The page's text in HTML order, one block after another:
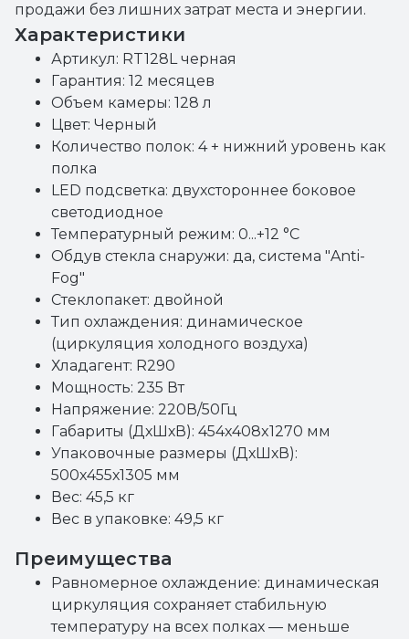
продажи без лишних затрат места и энергии.
Характеристики
Артикул: RT128L черная
Гарантия: 12 месяцев
Объем камеры: 128 л
Цвет: Черный
Количество полок: 4 + нижний уровень как
полка
LED подсветка: двухстороннее боковое
светодиодное
Температурный режим: 0...+12 °C
Обдув стекла снаружи: да, система "Anti-
Fog"
Стеклопакет: двойной
Тип охлаждения: динамическое
(циркуляция холодного воздуха)
Хладагент: R290
Мощность: 235 Вт
Напряжение: 220В/50Гц
Габариты (ДхШхВ): 454x408x1270 мм
Упаковочные размеры (ДхШхВ):
500х455х1305 мм
Вес: 45,5 кг
Вес в упаковке: 49,5 кг
Преимущества
Равномерное охлаждение: динамическая
циркуляция сохраняет стабильную
температуру на всех полках — меньше